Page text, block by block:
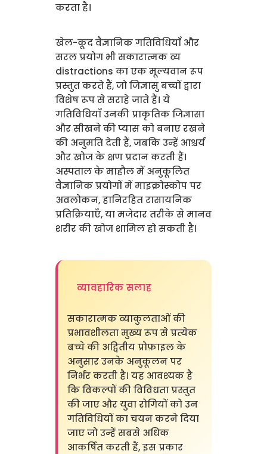
करता है।
खेल-कूद वैज्ञानिक गतिविधियाँ और
सरल प्रयोग भी सकारात्मक व्य
distractions का एक मूल्यवान रूप
प्रस्तुत करते हैं, जो जिज्ञासु बच्चों द्वारा
विशेष रूप से सराहे जाते हैं। ये
गतिविधियाँ उनकी प्राकृतिक जिज्ञासा
और सीखने की प्यास को बनाए रखने
की अनुमति देती हैं, जबकि उन्हें आश्चर्य
और खोज के क्षण प्रदान करती हैं।
अस्पताल के माहौल में अनुकूलित
वैज्ञानिक प्रयोगों में माइक्रोस्कोप पर
अवलोकन, हानिरहित रासायनिक
प्रतिक्रियाएँ, या मजेदार तरीके से मानव
शरीर की खोज शामिल हो सकती है।
व्यावहारिक सलाह
सकारात्मक व्याकुलताओं की
प्रभावशीलता मुख्य रूप से प्रत्येक
बच्चे की अद्वितीय प्रोफ़ाइल के
अनुसार उनके अनुकूलन पर
निर्भर करती है। यह आवश्यक है
कि विकल्पों की विविधता प्रस्तुत
की जाए और युवा रोगियों को उन
गतिविधियों का चयन करने दिया
जाए जो उन्हें सबसे अधिक
आकर्षित करती हैं, इस प्रकार